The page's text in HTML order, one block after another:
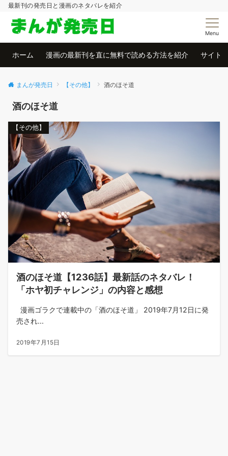
最新刊の発売日と漫画のネタバレを紹介
Menu
ホーム 漫画の最新刊を直に無料で読める方法を紹介 サイト
まんが発売日 【その他】 酒のほそ道
酒のほそ道
【その他】
酒のほそ道【1236話】最新話のネタバレ！
「ホヤ初チャレンジ」の内容と感想
漫画ゴラクで連載中の「酒のほそ道」 2019年7月12日に発
売され...
2019年7月15日